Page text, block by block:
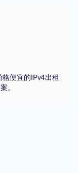
便宜的IPv4出租
。